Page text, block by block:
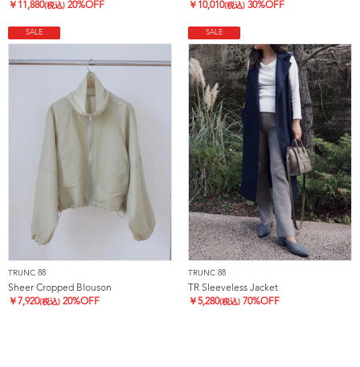
￥ 11,880(税込) 20%OFF
￥ 10,010(税込) 30%OFF
SALE
TRUNC 88
Sheer Cropped Blouson
￥ 7,920(税込) 20%OFF
SALE
TRUNC 88
TR Sleeveless Jacket
￥5,280(税込) 70%OFF